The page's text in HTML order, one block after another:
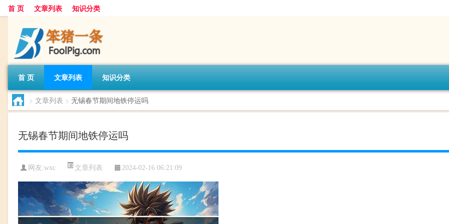
首 页 文章列表 知识分类
首 页 文章列表 知识分类
> 文章列表 > 无锡春节期间地铁停运吗
无锡春节期间地铁停运吗
网友:wxc 文章列表 2024-02-16 06:21:09